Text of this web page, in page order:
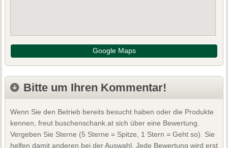
Google Maps
Bitte um Ihren Kommentar!
Wenn Sie den Betrieb bereits besucht haben oder die Produkte
kennen, freut buschenschank.at sich über eine Bewertung.
Vergeben Sie Sterne (5 Sterne = Spitze, 1 Stern = Geht so). Sie
helfen damit anderen bei der Auswahl. Jede Bewertung wird erst